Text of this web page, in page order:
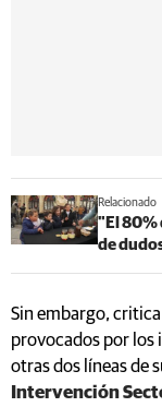
Relacionado
"El 80%
de
Sin embargo,
provocados por los
otras dos líneas de
Intervención